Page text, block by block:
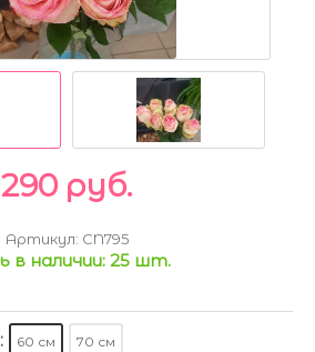
290 руб.
Артикул: CN795
в наличии: 25 шт.
60 см 70 см